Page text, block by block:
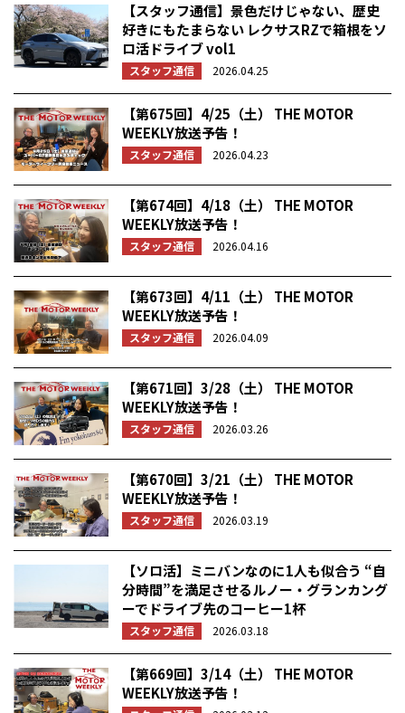
【スタッフ通信】景色だけじゃない、歴史
好きにもたまらない レクサスRZで箱根をソ
ロ活ドライブ vol1
スタッフ通信 2026.04.25
【第675回】4/25（土） THE MOTOR
WEEKLY放送予告！
スタッフ通信 2026.04.23
【第674回】4/18（土） THE MOTOR
WEEKLY放送予告！
スタッフ通信 2026.04.16
【第673回】4/11（土） THE MOTOR
WEEKLY放送予告！
スタッフ通信 2026.04.09
【第671回】3/28（土） THE MOTOR
WEEKLY放送予告！
スタッフ通信 2026.03.26
【第670回】3/21（土） THE MOTOR
WEEKLY放送予告！
スタッフ通信 2026.03.19
【ソロ活】ミニバンなのに1人も似合う “自
分時間”を満足させるルノー・グランカング
ーでドライブ先のコーヒー1杯
スタッフ通信 2026.03.18
【第669回】3/14（土） THE MOTOR
WEEKLY放送予告！